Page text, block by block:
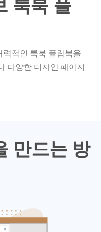
적인 룩북 플립북을
다양한 디자인 페이지
만드는 방